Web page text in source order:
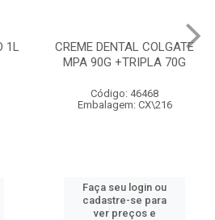
1L
CREME DENTAL COLGATE
MPA 90G +TRIPLA 70G
Código: 46468
Embalagem: CX\216
Faça seu login ou
cadastre-se para
ver preços e